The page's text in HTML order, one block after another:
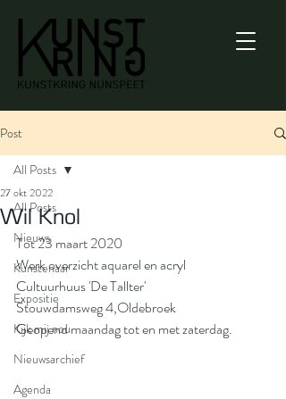
Post
All Posts
Nieuws
Kunstenaar
Expositie
Kijk mij nou
Nieuwsarchief
Agenda
All Posts
Wil Knol
27 okt 2022
Tot 23 maart 2020
Werk overzicht aquarel en acryl
Cultuurhuus 'De Tallter'
Stouwdamsweg 4,Oldebroek
Geopend maandag tot en met zaterdag.